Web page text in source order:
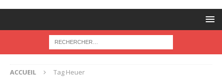
ACCUEIL Tag Heuer